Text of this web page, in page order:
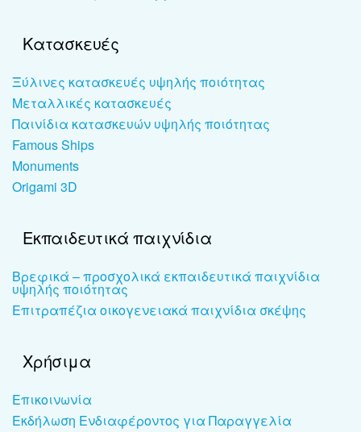
Κατασκευές
Ξύλινες κατασκευές υψηλής ποιότητας
Μεταλλικές κατασκευές
Παινίδια κατασκευών υψηλής ποιότητας
Famous Ships
Monuments
Origami 3D
Εκπαιδευτικά παιχνίδια
Βρεφικά – προσχολικά εκπαιδευτικά παιχνίδια
υψηλής ποιότητας
Επιτραπέζια οικογενειακά παιχνίδια σκέψης
Χρήσιμα
Επικοινωνία
Εκδήλωση Ενδιαφέροντος για Παραγγελία